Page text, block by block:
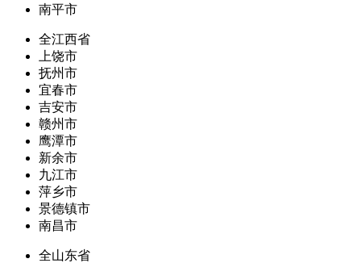
南平市
全江西省
上饶市
抚州市
宜春市
吉安市
赣州市
鹰潭市
新余市
九江市
萍乡市
景德镇市
南昌市
全山东省